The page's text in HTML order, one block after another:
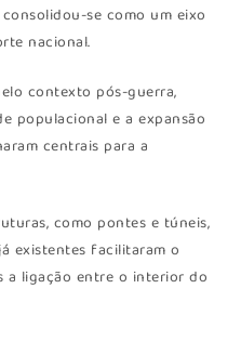
se como um eixo
nacional.
contexto pós-guerra,
populacional e a expansão
centrais para a
como pontes e túneis,
existentes facilitaram o
a ligação entre o interior do